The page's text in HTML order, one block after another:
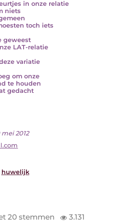
in onze relatie
niets
toch iets
geweest
LAT-relatie
variatie
om onze
te houden
gedacht
mei 2012
huwelijk
20 stemmen 3.131